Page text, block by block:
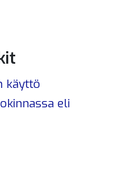
käyttö
eli